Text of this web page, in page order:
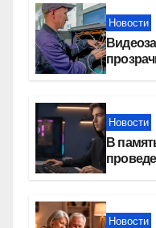
Новости
Новости
В
Новости